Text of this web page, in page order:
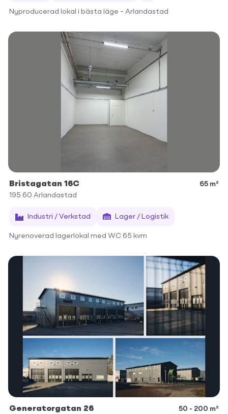
Nyproducerad lokal i bästa läge – Arlandastad
Bristagatan 16C
65 m²
195 60 Arlandastad
Industri / Verkstad Lager / Logistik
Nyrenoverad lagerlokal med WC 65 kvm
Generatorgatan 26
50 - 200 m²